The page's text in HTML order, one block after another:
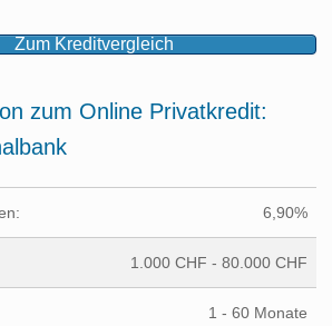
Zum Kreditvergleich
zum Online Privatkredit:
6,90%
1.000 CHF - 80.000 CHF
1 - 60 Monate